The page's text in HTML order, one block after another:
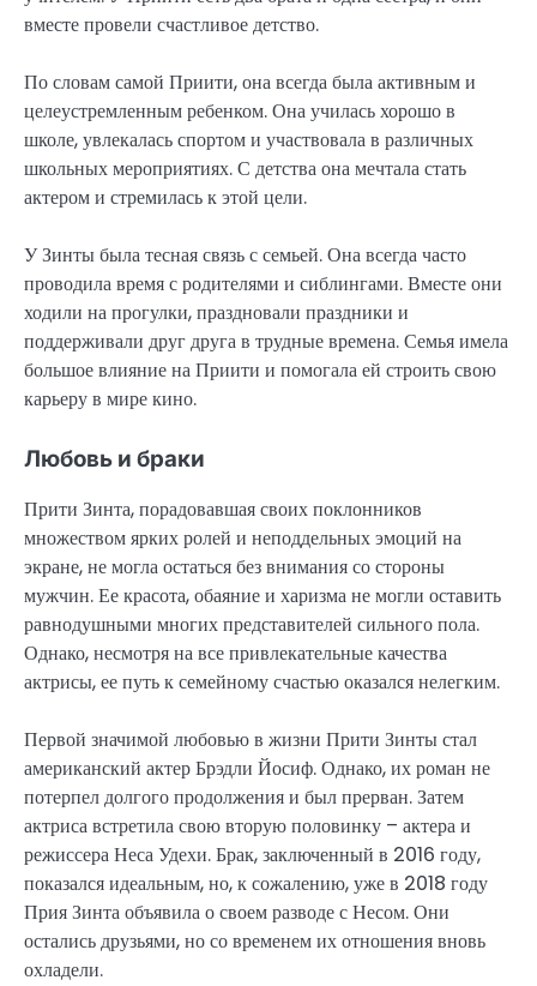
вместе провели счастливое детство.
По словам самой Приити, она всегда была активным и
целеустремленным ребенком. Она училась хорошо в
школе, увлекалась спортом и участвовала в различных
школьных мероприятиях. С детства она мечтала стать
актером и стремилась к этой цели.
У Зинты была тесная связь с семьей. Она всегда часто
проводила время с родителями и сиблингами. Вместе они
ходили на прогулки, праздновали праздники и
поддерживали друг друга в трудные времена. Семья имела
большое влияние на Приити и помогала ей строить свою
карьеру в мире кино.
Любовь и браки
Прити Зинта, порадовавшая своих поклонников
множеством ярких ролей и неподдельных эмоций на
экране, не могла остаться без внимания со стороны
мужчин. Ее красота, обаяние и харизма не могли оставить
равнодушными многих представителей сильного пола.
Однако, несмотря на все привлекательные качества
актрисы, ее путь к семейному счастью оказался нелегким.
Первой значимой любовью в жизни Прити Зинты стал
американский актер Брэдли Йосиф. Однако, их роман не
потерпел долгого продолжения и был прерван. Затем
актриса встретила свою вторую половинку – актера и
режиссера Неса Удехи. Брак, заключенный в 2016 году,
показался идеальным, но, к сожалению, уже в 2018 году
Прия Зинта объявила о своем разводе с Несом. Они
остались друзьями, но со временем их отношения вновь
охладели.